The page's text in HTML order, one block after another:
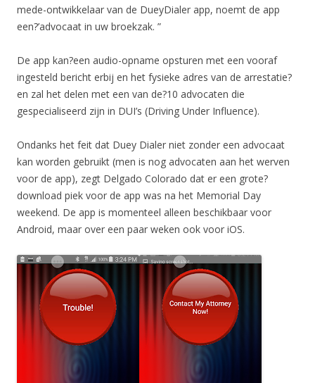
mede-ontwikkelaar van de DueyDialer app, noemt de app
een?’advocaat in uw broekzak. ”
De app kan?een audio-opname opsturen met een vooraf
ingesteld bericht erbij en het fysieke adres van de arrestatie?
en zal het delen met een van de?10 advocaten die
gespecialiseerd zijn in DUI’s (Driving Under Influence).
Ondanks het feit dat Duey Dialer niet zonder een advocaat
kan worden gebruikt (men is nog advocaten aan het werven
voor de app), zegt Delgado Colorado dat er een grote?
download piek voor de app was na het Memorial Day
weekend. De app is momenteel alleen beschikbaar voor
Android, maar over een paar weken ook voor iOS.